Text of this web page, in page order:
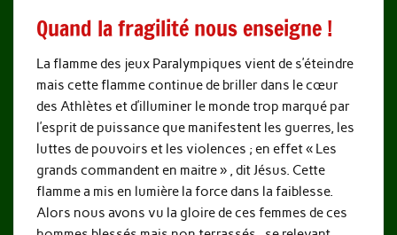
Quand la fragilité nous enseigne !
La flamme des jeux Paralympiques vient de s’éteindre
mais cette flamme continue de briller dans le cœur
des Athlètes et d’illuminer le monde trop marqué par
l’esprit de puissance que manifestent les guerres, les
luttes de pouvoirs et les violences ; en effet « Les
grands commandent en maitre » , dit Jésus. Cette
flamme a mis en lumière la force dans la faiblesse.
Alors nous avons vu la gloire de ces femmes de ces